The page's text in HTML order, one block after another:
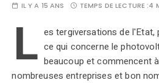
IL Y A 15 ANS TEMPS DE LECTURE :4
L es tergiversations de l'Etat,
ce qui concerne le
beaucoup et commencent
nombreuses entreprises et bon